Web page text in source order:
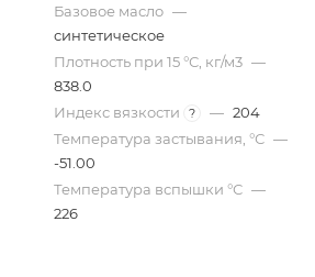
Базовое масло —
синтетическое
Плотность при 15 °С, кг/м3 —
838.0
Индекс вязкости
? — 204
Температура застывания, °С —
-51.00
Температура вспышки °С —
226